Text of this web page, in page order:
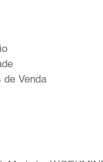
de Venda